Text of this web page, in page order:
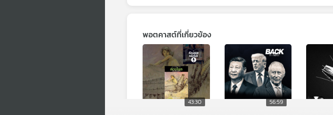
พอตคาสต์ที่เกี่ยวข้อง
43:30 56:59